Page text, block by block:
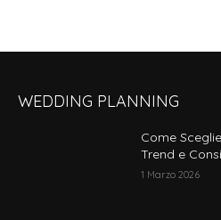
WEDDING PLANNING
Come
Trend e
1 Marzo 2026